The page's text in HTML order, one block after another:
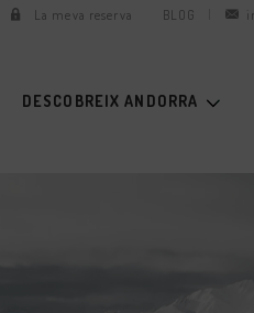
La meva reserva BLOG
DESCOBREIX ANDORRA